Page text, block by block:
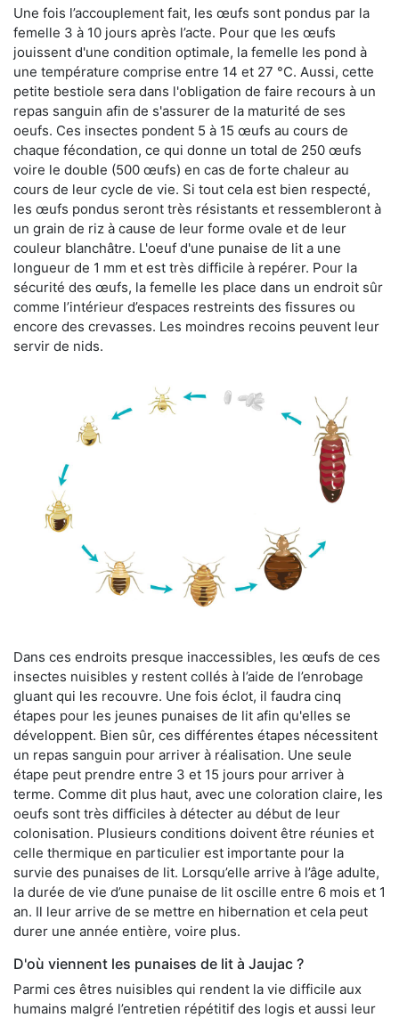
Une fois l’accouplement fait, les œufs sont pondus par la
femelle 3 à 10 jours après l’acte. Pour que les œufs
jouissent d'une condition optimale, la femelle les pond à
une température comprise entre 14 et 27 °C. Aussi, cette
petite bestiole sera dans l'obligation de faire recours à un
repas sanguin afin de s'assurer de la maturité de ses
oeufs. Ces insectes pondent 5 à 15 œufs au cours de
chaque fécondation, ce qui donne un total de 250 œufs
voire le double (500 œufs) en cas de forte chaleur au
cours de leur cycle de vie. Si tout cela est bien respecté,
les œufs pondus seront très résistants et ressembleront à
un grain de riz à cause de leur forme ovale et de leur
couleur blanchâtre. L'oeuf d'une punaise de lit a une
longueur de 1 mm et est très difficile à repérer. Pour la
sécurité des œufs, la femelle les place dans un endroit sûr
comme l’intérieur d’espaces restreints des fissures ou
encore des crevasses. Les moindres recoins peuvent leur
servir de nids.
Dans ces endroits presque inaccessibles, les œufs de ces
insectes nuisibles y restent collés à l’aide de l’enrobage
gluant qui les recouvre. Une fois éclot, il faudra cinq
étapes pour les jeunes punaises de lit afin qu'elles se
développent. Bien sûr, ces différentes étapes nécessitent
un repas sanguin pour arriver à réalisation. Une seule
étape peut prendre entre 3 et 15 jours pour arriver à
terme. Comme dit plus haut, avec une coloration claire, les
oeufs sont très difficiles à détecter au début de leur
colonisation. Plusieurs conditions doivent être réunies et
celle thermique en particulier est importante pour la
survie des punaises de lit. Lorsqu’elle arrive à l’âge adulte,
la durée de vie d’une punaise de lit oscille entre 6 mois et 1
an. Il leur arrive de se mettre en hibernation et cela peut
durer une année entière, voire plus.
D'où viennent les punaises de lit à Jaujac ?
Parmi ces êtres nuisibles qui rendent la vie difficile aux
humains malgré l’entretien répétitif des logis et aussi leur